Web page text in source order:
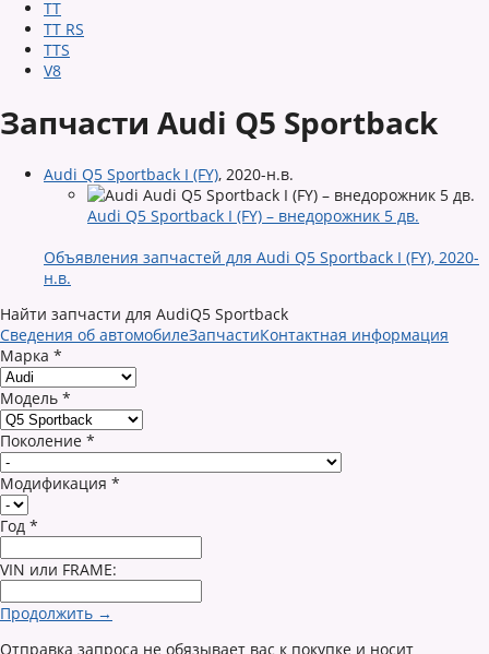
TT
TT RS
TTS
V8
Запчасти Audi Q5 Sportback
Audi Q5 Sportback I (FY), 2020-н.в.
Audi Q5 Sportback I (FY) – внедорожник 5 дв.
Объявления запчастей для Audi Q5 Sportback I (FY), 2020-
н.в.
Найти запчасти для AudiQ5 Sportback
Сведения об автомобилеЗапчастиКонтактная информация
Марка *
Модель *
Поколение *
Модификация *
Год *
VIN или FRAME:
Продолжить →
Отправка запроса не обязывает вас к покупке и носит